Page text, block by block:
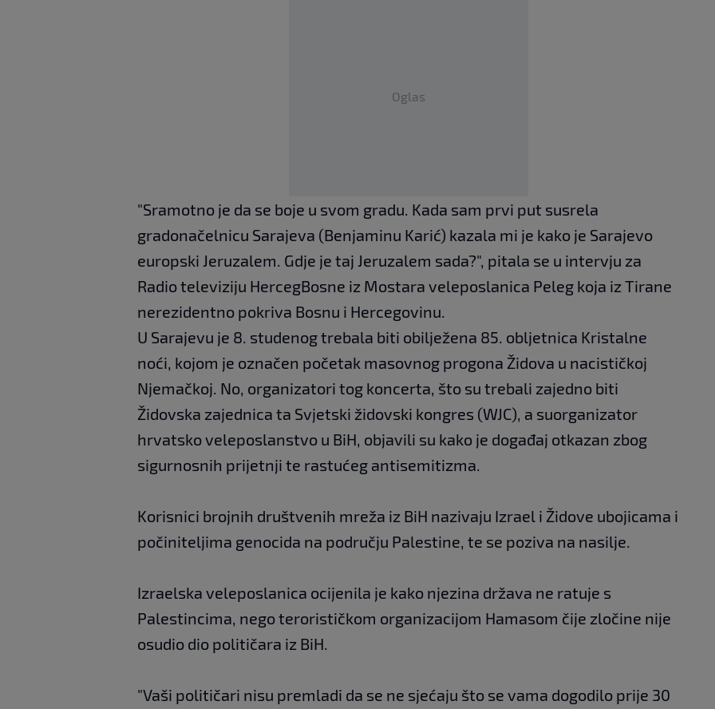
Oglas
"Sramotno je da se boje u svom gradu. Kada sam prvi put susrela
gradonačelnicu Sarajeva (Benjaminu Karić) kazala mi je kako je Sarajevo
europski Jeruzalem. Gdje je taj Jeruzalem sada?", pitala se u intervju za
Radio televiziju HercegBosne iz Mostara veleposlanica Peleg koja iz Tirane
nerezidentno pokriva Bosnu i Hercegovinu.
U Sarajevu je 8. studenog trebala biti obilježena 85. obljetnica Kristalne
noći, kojom je označen početak masovnog progona Židova u nacističkoj
Njemačkoj. No, organizatori tog koncerta, što su trebali zajedno biti
Židovska zajednica ta Svjetski židovski kongres (WJC), a suorganizator
hrvatsko veleposlanstvo u BiH, objavili su kako je događaj otkazan zbog
sigurnosnih prijetnji te rastućeg antisemitizma.
Korisnici brojnih društvenih mreža iz BiH nazivaju Izrael i Židove ubojicama i
počiniteljima genocida na području Palestine, te se poziva na nasilje.
Izraelska veleposlanica ocijenila je kako njezina država ne ratuje s
Palestincima, nego terorističkom organizacijom Hamasom čije zločine nije
osudio dio političara iz BiH.
"Vaši političari nisu premladi da se ne sjećaju što se vama dogodilo prije 30